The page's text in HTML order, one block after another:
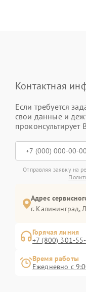
Контактная
Если требуется
свои данные и
проконсультирует
Отправляя заявку на
Адрес
г. Калининград,
Горячая линия
+7 (800) 301-
Время работы
Ежедневно с